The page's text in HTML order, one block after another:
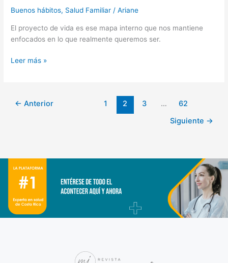
Buenos hábitos, Salud Familiar /Ariane
El proyecto de vida es ese mapa interno que nos mantiene
enfocados en lo que realmente queremos ser.
Leer más »
← Anterior 1 2 3 …
62
Siguiente →